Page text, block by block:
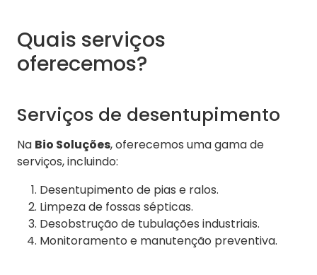
Quais serviços
oferecemos?
Serviços de desentupimento
Na Bio Soluções, oferecemos uma gama de
serviços, incluindo:
Desentupimento de pias e ralos.
Limpeza de fossas sépticas.
Desobstrução de tubulações industriais.
Monitoramento e manutenção preventiva.